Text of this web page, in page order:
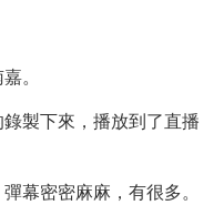
。
製下來，播放到了直播
幕密密麻麻，有很多。